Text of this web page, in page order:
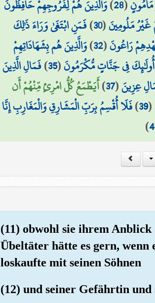
(
28
)وَالَّذِينَ هُمْ لِفُرُوجِهِمْ حَافِظُونَ
غَيْرُ مَلُومِينَ(
30
)فَمَنِ ابْتَغَىٰ وَرَاءَ ذَٰلِكَ
رَاعُونَ(
32
)وَالَّذِينَ هُم بِشَهَادَاتِهِمْ
أُولَٰئِكَ فِي جَنَّاتٍ مُّكْرَمُونَ(
35
)فَمَالِ الَّذِينَ
عِزِينَ(
37
)أَيَطْمَعُ كُلُّ امْرِئٍ مِّنْهُمْ أَن
(
39
)فَلَا أُقْسِمُ بِرَبِّ الْمَشَارِقِ وَالْمَغَارِبِ إِنَّا
)
(11) obwohl sie ihrem Anblick
Übeltäter hätte es gern, wenn
loskaufte mit seinen Söhnen
(12) und seiner Gefährtin